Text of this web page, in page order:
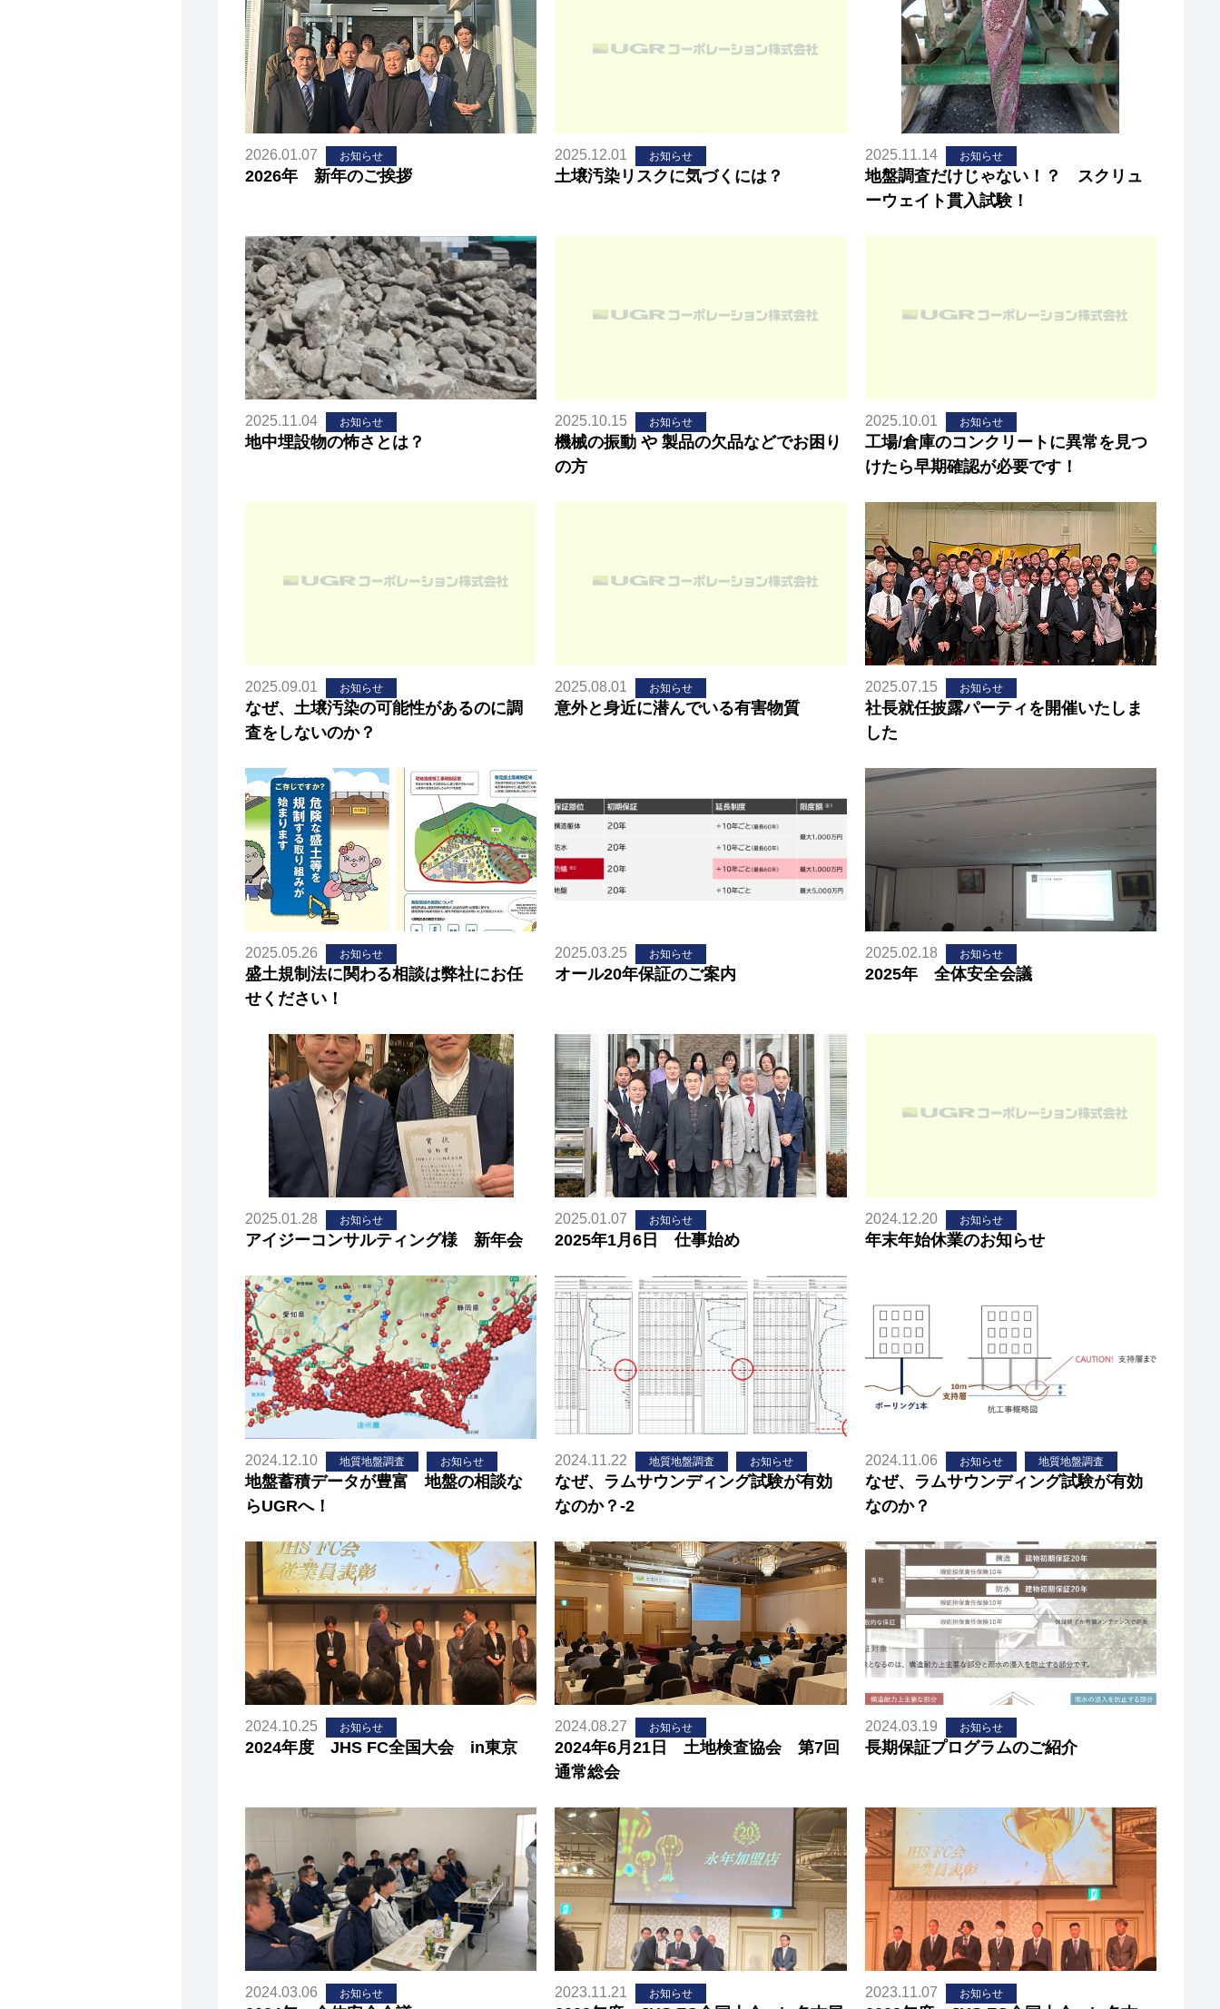
2026.01.07 お知らせ
2026年 新年のご挨拶
2025.12.01 お知らせ
土壌汚染リスクに気づくには？
2025.11.14 お知らせ
地盤調査だけじゃない！？ スクリュ
ーウェイト貫入試験！
2025.11.04 お知らせ
地中埋設物の怖さとは？
2025.10.15 お知らせ
機械の振動 や 製品の欠品などでお困り
の方
2025.10.01 お知らせ
工場/倉庫のコンクリートに異常を見つ
けたら早期確認が必要です！
2025.09.01 お知らせ
なぜ、土壌汚染の可能性があるのに調
査をしないのか？
2025.08.01 お知らせ
意外と身近に潜んでいる有害物質
2025.07.15 お知らせ
社長就任披露パーティを開催いたしま
した
2025.05.26 お知らせ
盛土規制法に関わる相談は弊社にお任
せください！
2025.03.25 お知らせ
オール20年保証のご案内
2025.02.18 お知らせ
2025年 全体安全会議
2025.01.28 お知らせ
アイジーコンサルティング様 新年会
2025.01.07 お知らせ
2025年1月6日 仕事始め
2024.12.20 お知らせ
年末年始休業のお知らせ
2024.12.10 地質地盤調査 お知らせ
地盤蓄積データが豊富 地盤の相談な
らUGRへ！
2024.11.22 地質地盤調査 お知らせ
なぜ、ラムサウンディング試験が有効
なのか？-2
2024.11.06 お知らせ 地質地盤調査
なぜ、ラムサウンディング試験が有効
なのか？
2024.10.25 お知らせ
2024年度 JHS FC全国大会 in東京
2024.08.27 お知らせ
2024年6月21日 土地検査協会 第7回
通常総会
2024.03.19 お知らせ
長期保証プログラムのご紹介
2024.03.06 お知らせ 2023.11.21 お知らせ 2023.11.07 お知らせ